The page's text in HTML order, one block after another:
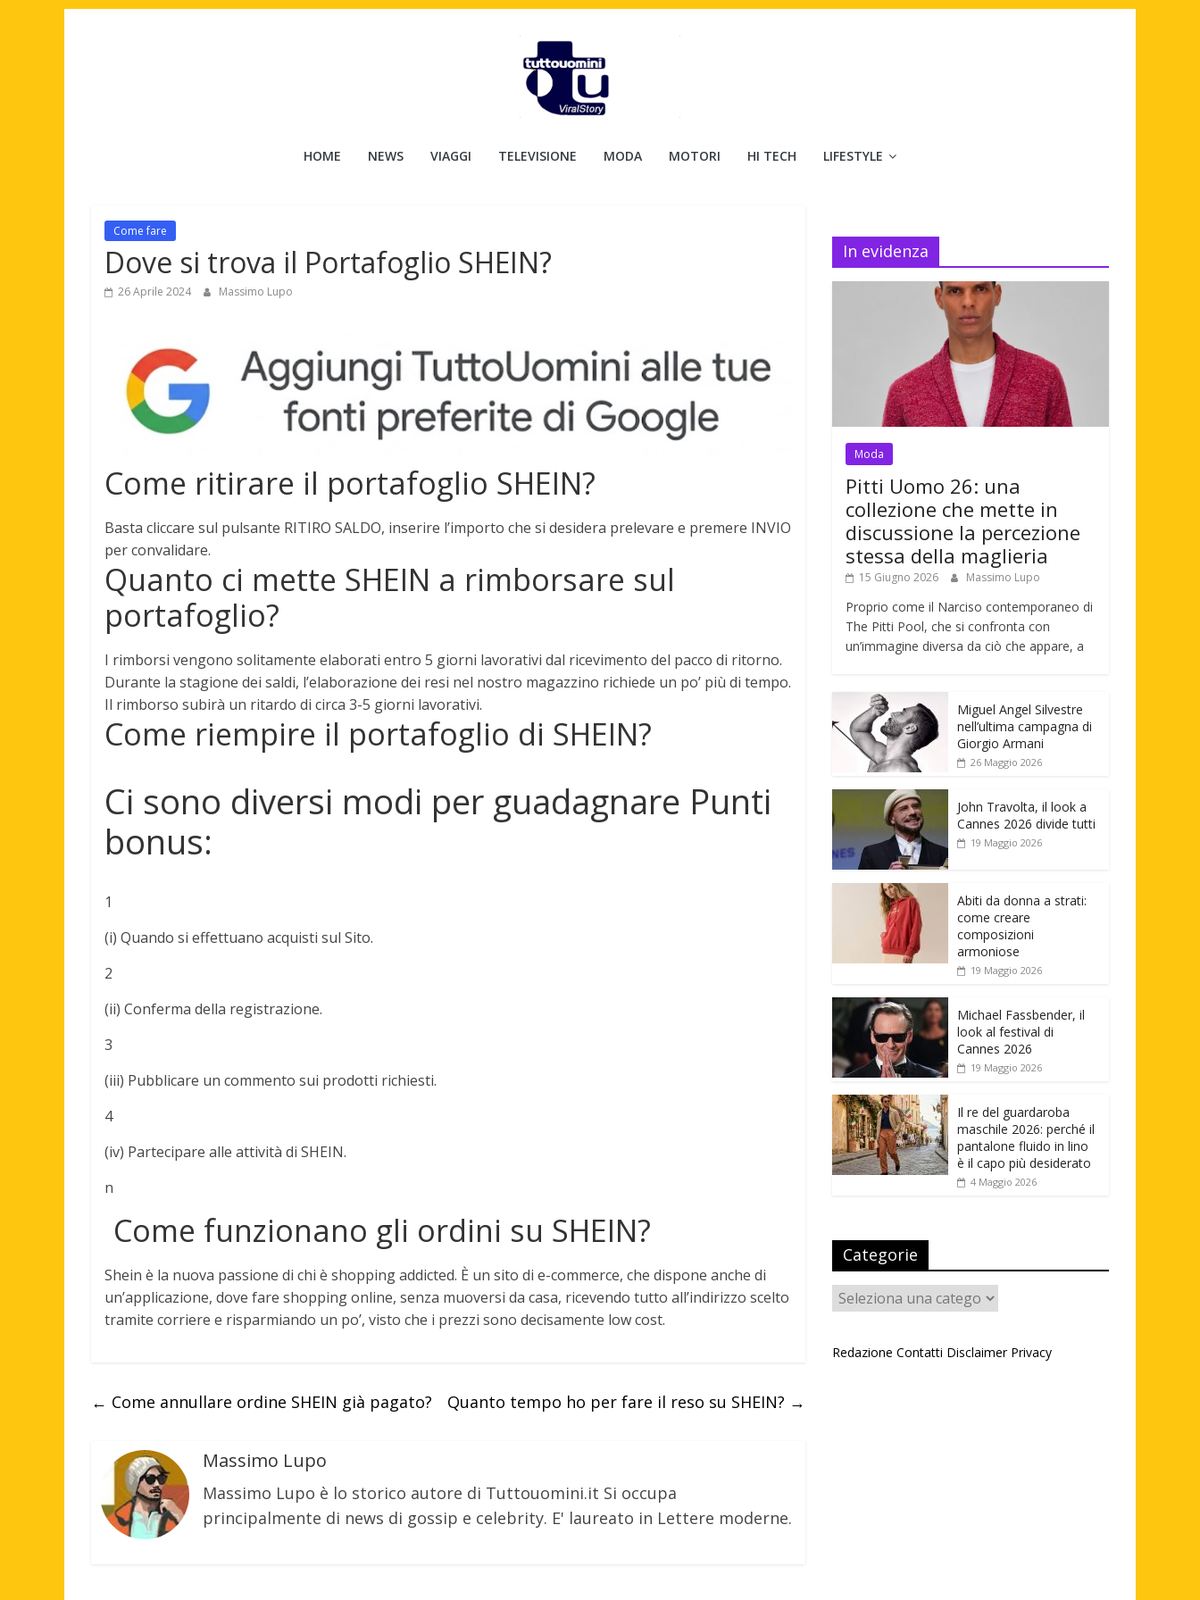
Tuttouomini
Cinema,
Motori,
news
maschile
HOME NEWS VIAGGI TELEVISIONE MODA MOTORI HI TECH LIFESTYLE
Come fare
Dove si trova il Portafoglio SHEIN?
26 Aprile 2024 Massimo Lupo
Come ritirare il portafoglio SHEIN?
Basta cliccare sul pulsante RITIRO SALDO, inserire l’importo che si desidera prelevare e premere INVIO
per convalidare.
Quanto ci mette SHEIN a rimborsare sul
portafoglio?
I rimborsi vengono solitamente elaborati entro 5 giorni lavorativi dal ricevimento del pacco di ritorno.
Durante la stagione dei saldi, l’elaborazione dei resi nel nostro magazzino richiede un po’ più di tempo.
Il rimborso subirà un ritardo di circa 3-5 giorni lavorativi.
Come riempire il portafoglio di SHEIN?
Ci sono diversi modi per guadagnare Punti
bonus:
1
(i) Quando si effettuano acquisti sul Sito.
2
(ii) Conferma della registrazione.
3
(iii) Pubblicare un commento sui prodotti richiesti.
4
(iv) Partecipare alle attività di SHEIN.
n
Come funzionano gli ordini su SHEIN?
Shein è la nuova passione di chi è shopping addicted. È un sito di e-commerce, che dispone anche di
un’applicazione, dove fare shopping online, senza muoversi da casa, ricevendo tutto all’indirizzo scelto
tramite corriere e risparmiando un po’, visto che i prezzi sono decisamente low cost.
← Come annullare ordine SHEIN già pagato? Quanto tempo ho per fare il reso su SHEIN? →
Massimo Lupo
Massimo Lupo è lo storico autore di Tuttouomini.it Si occupa
principalmente di news di gossip e celebrity. E' laureato in Lettere moderne.
In evidenza
Moda
Pitti Uomo 26: una
collezione che mette in
discussione la percezione
stessa della maglieria
15 Giugno 2026 Massimo Lupo
Proprio come il Narciso contemporaneo di
The Pitti Pool, che si confronta con
un’immagine diversa da ciò che appare, a
Miguel Angel Silvestre
nell’ultima campagna di
Giorgio Armani
26 Maggio 2026
John Travolta, il look a
Cannes 2026 divide tutti
19 Maggio 2026
Abiti da donna a strati:
come creare
composizioni
armoniose
19 Maggio 2026
Michael Fassbender, il
look al festival di
Cannes 2026
19 Maggio 2026
Il re del guardaroba
maschile 2026: perché il
pantalone fluido in lino
è il capo più desiderato
4 Maggio 2026
Categorie
Categorie
Redazione Contatti Disclaimer Privacy